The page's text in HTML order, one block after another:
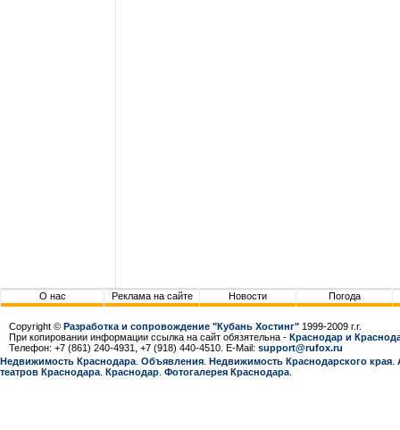
О нас Реклама на сайте Новости Погода
Copyright © Разработка и сопровождение "Кубань Хостинг" 1999-2009 г.г.
При копировании информации ссылка на сайт обязятельна - Краснодар и
Телефон: +7 (861) 240-4931, +7 (918) 440-4510. E-Mail: support@rufox.ru
Недвижимость Краснодара Объявления Недвижимость Краснодарcкого края
театров Краснодара Краснодар Фотогалерея Краснодара